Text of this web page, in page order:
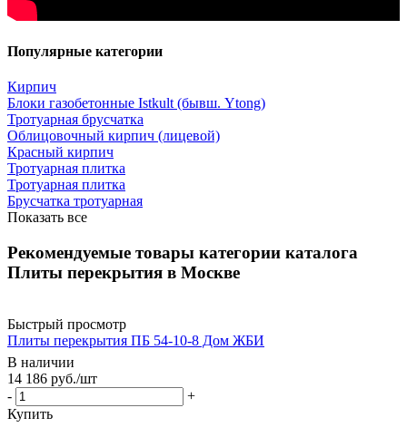
Популярные категории
Кирпич
Блоки газобетонные Istkult (бывш. Ytong)
Тротуарная брусчатка
Облицовочный кирпич (лицевой)
Красный кирпич
Тротуарная плитка
Тротуарная плитка
Брусчатка тротуарная
Показать все
Рекомендуемые товары категории каталога
Плиты перекрытия в Москве
Быстрый просмотр
Плиты перекрытия ПБ 54-10-8 Дом ЖБИ
В наличии
14 186 руб./шт
-
+
Купить